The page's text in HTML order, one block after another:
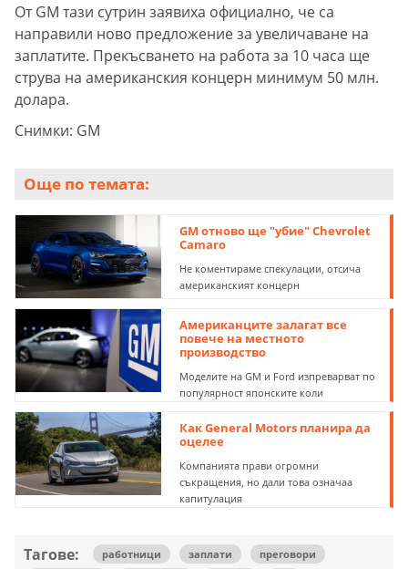
От GM тази сутрин заявиха официално, че са
направили ново предложение за увеличаване на
заплатите. Прекъсването на работа за 10 часа ще
струва на американския концерн минимум 50 млн.
долара.
Снимки: GM
Още по темата:
GM отново ще "убие" Chevrolet
Camaro
Не коментираме спекулации, отсича
американският концерн
Американците залагат все
повече на местното
производство
Моделите на GM и Ford изпреварват по
популярност японските коли
Как General Motors планира да
оцелее
Компанията прави огромни
съкращения, но дали това означаа
капитулация
Тагове: работници заплати
преговори